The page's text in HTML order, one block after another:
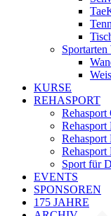
Sportarten
KURSE
REHASPORT
Rehasport
Rehasport
Rehasport
Sport für
EVENTS
SPONSOREN
175 JAHRE